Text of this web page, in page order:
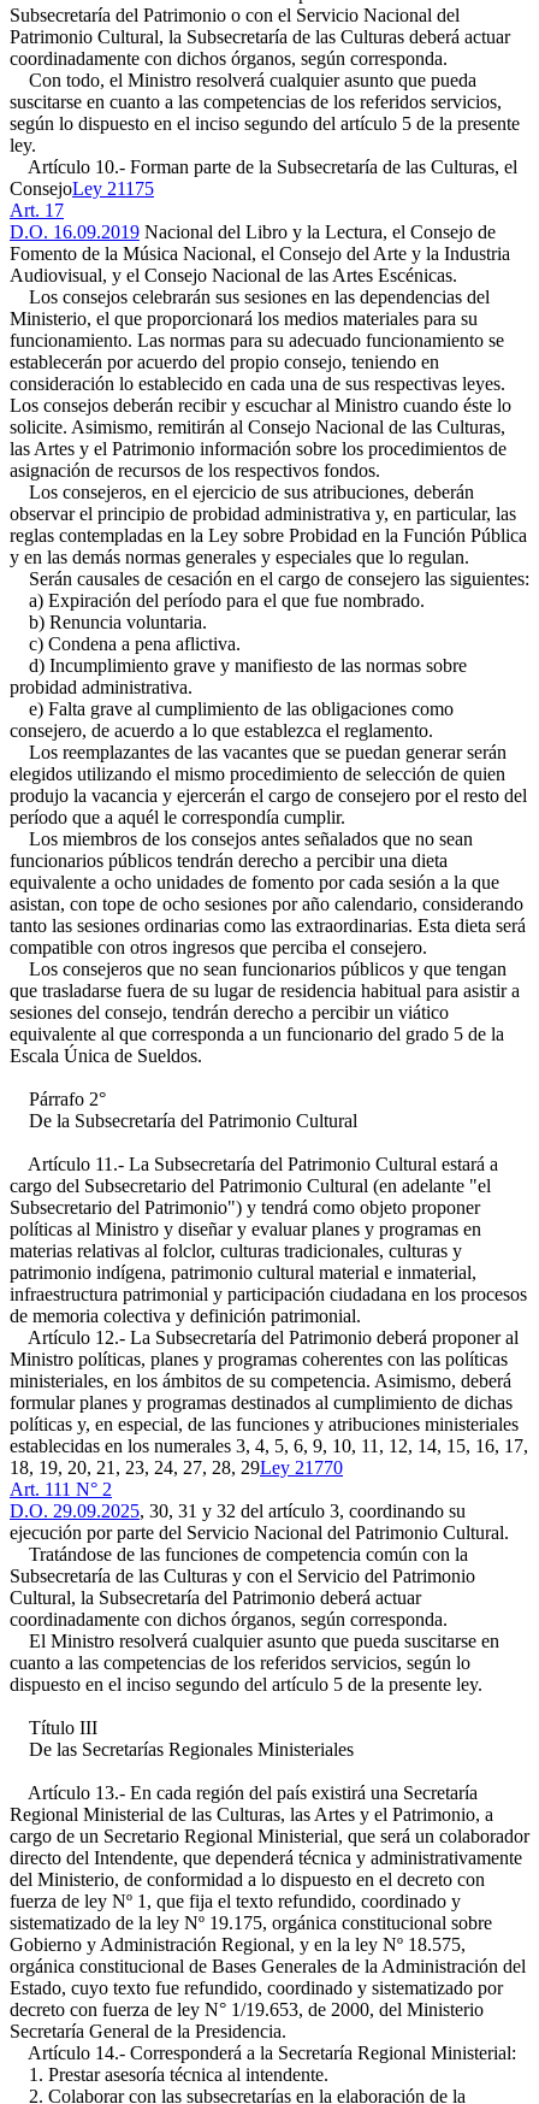
Subsecretaría del Patrimonio o con el Servicio Nacional del
Patrimonio Cultural, la Subsecretaría de las Culturas deberá actuar
coordinadamente con dichos órganos, según corresponda.
Con todo, el Ministro resolverá cualquier asunto que pueda
suscitarse en cuanto a las competencias de los referidos servicios,
según lo dispuesto en el inciso segundo del artículo 5 de la presente
ley.
Artículo 10.- Forman parte de la Subsecretaría de las Culturas, el
ConsejoLey 21175
Art. 17
D.O. 16.09.2019 Nacional del Libro y la Lectura, el Consejo de
Fomento de la Música Nacional, el Consejo del Arte y la Industria
Audiovisual, y el Consejo Nacional de las Artes Escénicas.
Los consejos celebrarán sus sesiones en las dependencias del
Ministerio, el que proporcionará los medios materiales para su
funcionamiento. Las normas para su adecuado funcionamiento se
establecerán por acuerdo del propio consejo, teniendo en
consideración lo establecido en cada una de sus respectivas leyes.
Los consejos deberán recibir y escuchar al Ministro cuando éste lo
solicite. Asimismo, remitirán al Consejo Nacional de las Culturas,
las Artes y el Patrimonio información sobre los procedimientos de
asignación de recursos de los respectivos fondos.
Los consejeros, en el ejercicio de sus atribuciones, deberán
observar el principio de probidad administrativa y, en particular, las
reglas contempladas en la Ley sobre Probidad en la Función Pública
y en las demás normas generales y especiales que lo regulan.
Serán causales de cesación en el cargo de consejero las siguientes:
a) Expiración del período para el que fue nombrado.
b) Renuncia voluntaria.
c) Condena a pena aflictiva.
d) Incumplimiento grave y manifiesto de las normas sobre
probidad administrativa.
e) Falta grave al cumplimiento de las obligaciones como
consejero, de acuerdo a lo que establezca el reglamento.
Los reemplazantes de las vacantes que se puedan generar serán
elegidos utilizando el mismo procedimiento de selección de quien
produjo la vacancia y ejercerán el cargo de consejero por el resto del
período que a aquél le correspondía cumplir.
Los miembros de los consejos antes señalados que no sean
funcionarios públicos tendrán derecho a percibir una dieta
equivalente a ocho unidades de fomento por cada sesión a la que
asistan, con tope de ocho sesiones por año calendario, considerando
tanto las sesiones ordinarias como las extraordinarias. Esta dieta será
compatible con otros ingresos que perciba el consejero.
Los consejeros que no sean funcionarios públicos y que tengan
que trasladarse fuera de su lugar de residencia habitual para asistir a
sesiones del consejo, tendrán derecho a percibir un viático
equivalente al que corresponda a un funcionario del grado 5 de la
Escala Única de Sueldos.
Párrafo 2°
De la Subsecretaría del Patrimonio Cultural
Artículo 11.- La Subsecretaría del Patrimonio Cultural estará a
cargo del Subsecretario del Patrimonio Cultural (en adelante "el
Subsecretario del Patrimonio") y tendrá como objeto proponer
políticas al Ministro y diseñar y evaluar planes y programas en
materias relativas al folclor, culturas tradicionales, culturas y
patrimonio indígena, patrimonio cultural material e inmaterial,
infraestructura patrimonial y participación ciudadana en los procesos
de memoria colectiva y definición patrimonial.
Artículo 12.- La Subsecretaría del Patrimonio deberá proponer al
Ministro políticas, planes y programas coherentes con las políticas
ministeriales, en los ámbitos de su competencia. Asimismo, deberá
formular planes y programas destinados al cumplimiento de dichas
políticas y, en especial, de las funciones y atribuciones ministeriales
establecidas en los numerales 3, 4, 5, 6, 9, 10, 11, 12, 14, 15, 16, 17,
18, 19, 20, 21, 23, 24, 27, 28, 29Ley 21770
Art. 111 N° 2
D.O. 29.09.2025, 30, 31 y 32 del artículo 3, coordinando su
ejecución por parte del Servicio Nacional del Patrimonio Cultural.
Tratándose de las funciones de competencia común con la
Subsecretaría de las Culturas y con el Servicio del Patrimonio
Cultural, la Subsecretaría del Patrimonio deberá actuar
coordinadamente con dichos órganos, según corresponda.
El Ministro resolverá cualquier asunto que pueda suscitarse en
cuanto a las competencias de los referidos servicios, según lo
dispuesto en el inciso segundo del artículo 5 de la presente ley.
Título III
De las Secretarías Regionales Ministeriales
Artículo 13.- En cada región del país existirá una Secretaría
Regional Ministerial de las Culturas, las Artes y el Patrimonio, a
cargo de un Secretario Regional Ministerial, que será un colaborador
directo del Intendente, que dependerá técnica y administrativamente
del Ministerio, de conformidad a lo dispuesto en el decreto con
fuerza de ley Nº 1, que fija el texto refundido, coordinado y
sistematizado de la ley Nº 19.175, orgánica constitucional sobre
Gobierno y Administración Regional, y en la ley Nº 18.575,
orgánica constitucional de Bases Generales de la Administración del
Estado, cuyo texto fue refundido, coordinado y sistematizado por
decreto con fuerza de ley N° 1/19.653, de 2000, del Ministerio
Secretaría General de la Presidencia.
Artículo 14.- Corresponderá a la Secretaría Regional Ministerial:
1. Prestar asesoría técnica al intendente.
2. Colaborar con las subsecretarías en la elaboración de la